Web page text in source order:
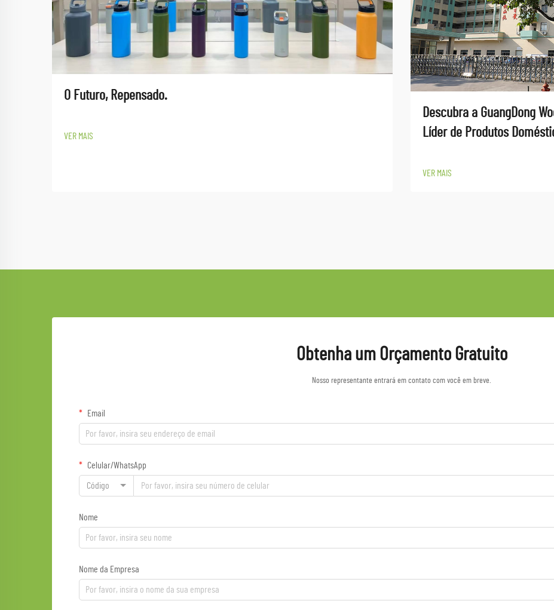
O Futuro, Repensado.
VER MAIS
Descubra a GuangDong
Líder de Produtos
VER MAIS
Obtenha um Orçamento Gratuito
Nosso representante entrará em contato com você em breve.
Email
Celular/WhatsApp
Código
Nome
Nome da Empresa